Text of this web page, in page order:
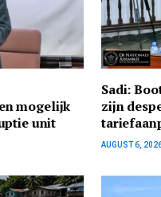
mogelijk
unit
Sadi:
zijn
AUGUST 6,